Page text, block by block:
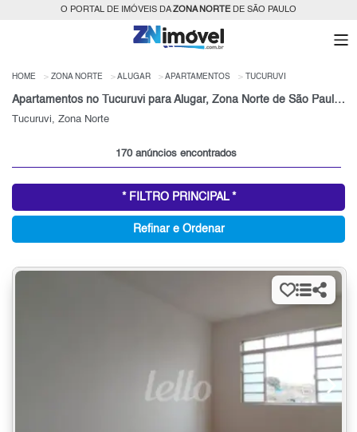
O PORTAL DE IMÓVEIS DAZONA NORTEDE SÃO PAULO
HOME ZONA NORTE ALUGAR APARTAMENTOS TUCURUVI
Apartamentos no Tucuruvi para Alugar, Zona Norte de São Paulo, SP
Tucuruvi, Zona Norte
170 anúncios encontrados
* FILTRO PRINCIPAL *
Refinar e Ordenar